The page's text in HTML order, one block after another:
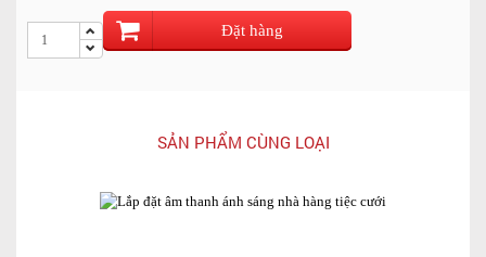
Đặt hàng
SẢN PHẨM CÙNG LOẠI